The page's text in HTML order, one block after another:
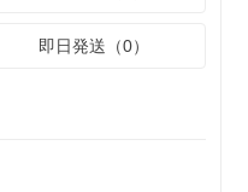
即日発送（0）